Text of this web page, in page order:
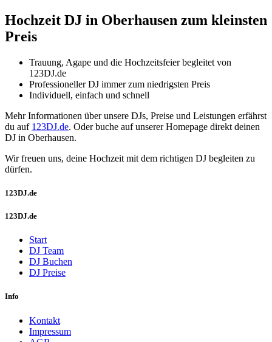
Hochzeit DJ in Oberhausen zum kleinsten
Preis
Trauung, Agape und die Hochzeitsfeier begleitet von
123DJ.de
Professioneller DJ immer zum niedrigsten Preis
Individuell, einfach und schnell
Mehr Informationen über unsere DJs, Preise und Leistungen erfährst
du auf 123DJ.de. Oder buche auf unserer Homepage direkt deinen
DJ in Oberhausen.
Wir freuen uns, deine Hochzeit mit dem richtigen DJ begleiten zu
dürfen.
123DJ.de
123DJ.de
Start
DJ Team
DJ Buchen
DJ Preise
Info
Kontakt
Impressum